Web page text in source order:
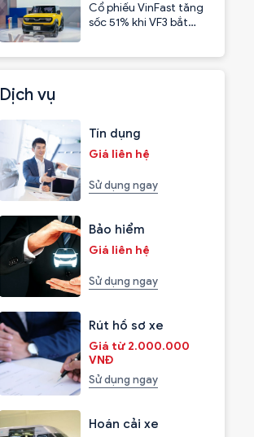
Cổ phiếu VinFast tăng
sốc 51% khi VF3 bắt
Dịch vụ
Tín dụng
Giá liên hệ
Sử dụng ngay
Bảo hiểm
Giá liên hệ
Sử dụng ngay
Rút hồ sơ xe
Giá từ 2.000.000
VNĐ
Sử dụng ngay
Hoán cải xe